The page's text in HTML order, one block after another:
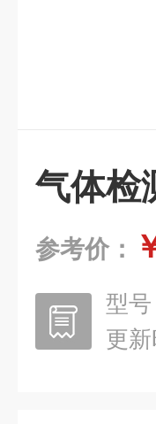
气体检
参考价：
型号
更新